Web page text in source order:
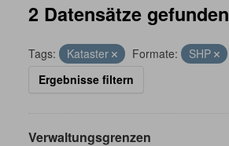
2 Datensätze gefunden
Tags: Kataster Formate: SHP
Ergebnisse filtern
Verwaltungsgrenzen